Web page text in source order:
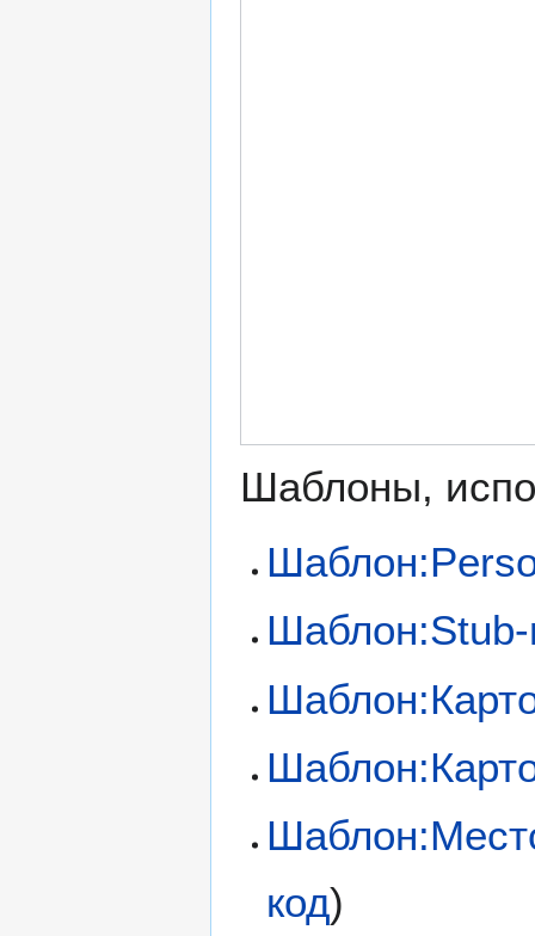
Шаблоны,
код)